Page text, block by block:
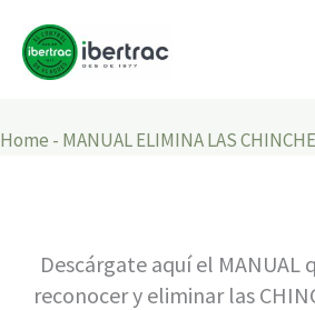
contenido
MANUAL
CHINCHES
Home - MANUAL ELIMINA LAS
Descárgate aquí el MANUAL
reconocer y eliminar las